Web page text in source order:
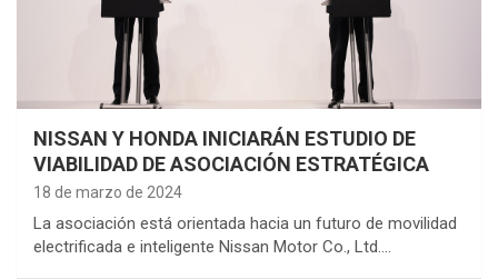
NISSAN Y HONDA INICIARÁN ESTUDIO DE
VIABILIDAD DE ASOCIACIÓN ESTRATÉGICA
18 de marzo de 2024
La asociación está orientada hacia un futuro de movilidad
electrificada e inteligente Nissan Motor Co., Ltd.…